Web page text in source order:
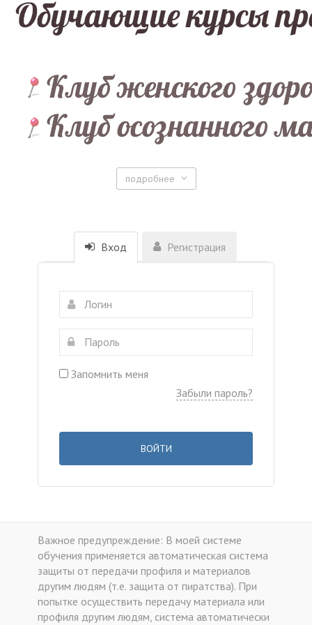
подробнее
Вход Регистрация
Запомнить меня
Забыли пароль?
ВОЙТИ
Важное предупреждение: В моей системе
обучения применяется автоматическая система
защиты от передачи профиля и материалов
другим людям (т.е. защита от пиратства). При
попытке осуществить передачу материала или
профиля другим людям, система автоматически